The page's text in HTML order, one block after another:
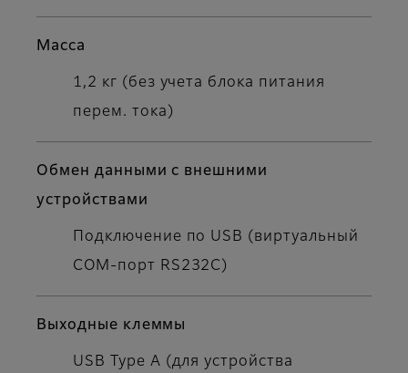
Масса
1,2 кг (без учета блока питания
перем. тока)
Обмен данными с внешними
устройствами
Подключение по USB (виртуальный
COM-порт RS232C)
Выходные клеммы
USB Type A (для устройства